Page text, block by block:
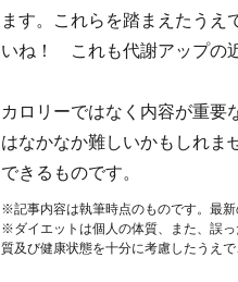
ます。これらを踏まえたうえ
いね！ これも代謝アップの
カロリーではなく内容が重要
はなかなか難しいかもしれま
できるものです。
※記事内容は執筆時点のものです。最新
※ダイエットは個人の体質、また、誤
質及び健康状態を十分に考慮したうえ